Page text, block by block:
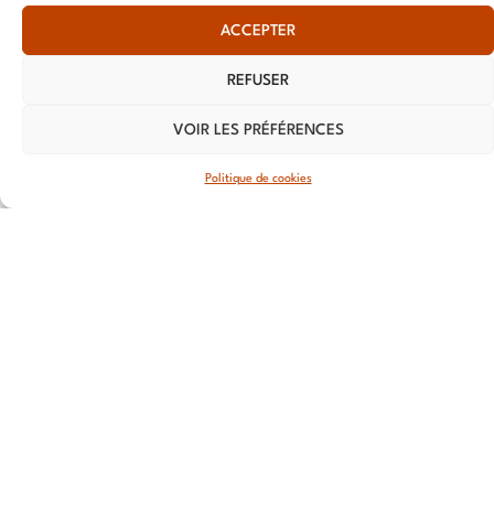
ACCEPTER
REFUSER
VOIR LES PRÉFÉRENCES
Politique de cookies
59800 Lille